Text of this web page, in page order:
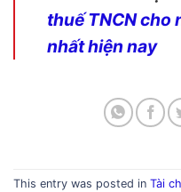
thuế TNCN
nhất hiện nay
This entry was posted in Tài